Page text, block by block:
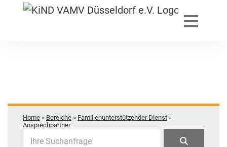
Home » Bereiche » Familienunterstützender Dienst »
Ansprechpartner
Ihre Suchanfrage